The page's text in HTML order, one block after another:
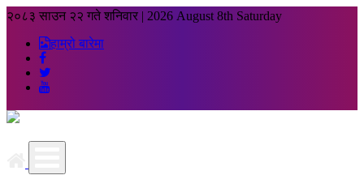
२०८३ साउन २२ गते शनिवार | 2026 August 8th Saturday
हाम्रो बारेमा